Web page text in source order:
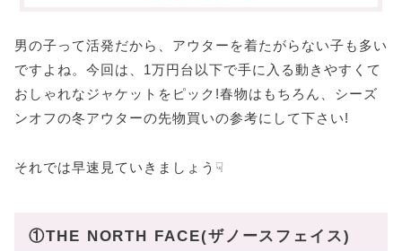
まとめ
あなたにオススメの記事はこちら
男の子って活発だから、アウターを着たがらない子も多い
ですよね。今回は、1万円台以下で手に入る動きやすくて
おしゃれなジャケットをピック!春物はもちろん、シーズ
ンオフの冬アウターの先物買いの参考にして下さい!
それでは早速見ていきましょう☟
①THE NORTH FACE(ザノースフェイス)